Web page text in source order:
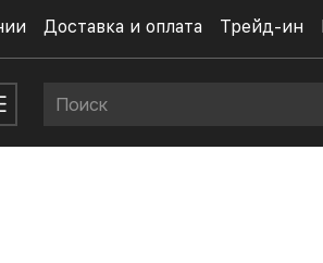
Доставка и оплата Трейд-ин